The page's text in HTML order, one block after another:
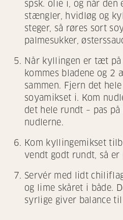
spsk. olie i, og når den
stængler, hvidløg og
steger, så røres sort
palmesukker,
Når kyllingen er tæt
kommes bladene og 2
sammen. Fjern det
soyamikset i. Kom
det hele rundt – pas
nudlerne.
Kom kyllingemikset
vendt godt rundt, så er
Servér med lidt
og lime skåret i både.
syrlige giver balance